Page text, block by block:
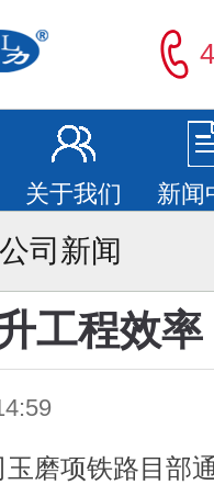
关于我们 新闻
公司新闻
工程效率
磨项铁路目部